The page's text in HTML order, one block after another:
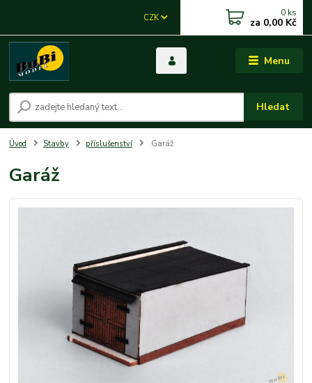
Menu
CZK
Hledat
0 ks
za 0,00 Kč
Úvod Stavby příslušenství Garáž
Garáž